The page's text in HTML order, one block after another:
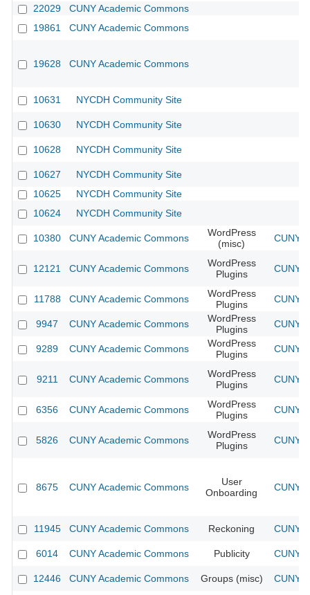
22029
CUNY Academic Commons
19861
CUNY Academic Commons
19628 CUNY Academic Commons
10631 NYCDH Community Site
10630 NYCDH Community Site
10628 NYCDH Community Site
10627
NYCDH Community Site
10625
NYCDH Community Site
10624
NYCDH Community Site
10380 CUNY Academic Commons
WordPress
(misc)
CUNY
12121 CUNY Academic Commons
WordPress
Plugins
CUNY
11788 CUNY Academic Commons
WordPress
Plugins
CUNY
9947 CUNY Academic Commons
WordPress
Plugins
CUNY
9289 CUNY Academic Commons
WordPress
Plugins
CUNY
9211 CUNY Academic Commons
WordPress
Plugins
CUNY
6356 CUNY Academic Commons
WordPress
Plugins
CUNY
5826 CUNY Academic Commons
WordPress
Plugins
CUNY
8675 CUNY Academic Commons
User
Onboarding
CUNY
11945 CUNY Academic Commons Reckoning CUNY
6014 CUNY Academic Commons Publicity CUNY
12446 CUNY Academic Commons Groups (misc) CUNY